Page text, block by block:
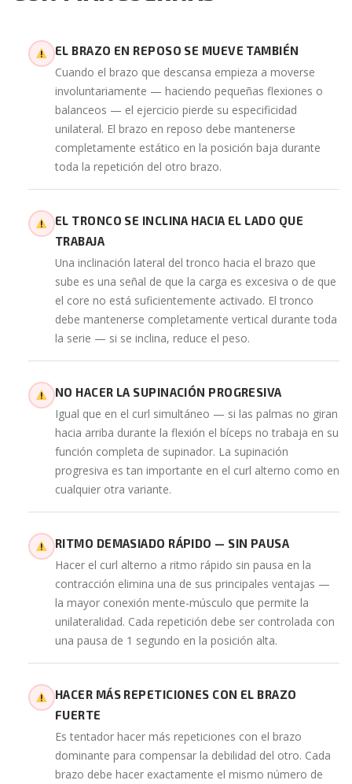
EL BRAZO EN REPOSO SE MUEVE TAMBIÉN
Cuando el brazo que descansa empieza a moverse
involuntariamente — haciendo pequeñas flexiones o
balanceos — el ejercicio pierde su especificidad
unilateral. El brazo en reposo debe mantenerse
completamente estático en la posición baja durante
toda la repetición del otro brazo.
EL TRONCO SE INCLINA HACIA EL LADO QUE
TRABAJA
Una inclinación lateral del tronco hacia el brazo que
sube es una señal de que la carga es excesiva o de que
el core no está suficientemente activado. El tronco
debe mantenerse completamente vertical durante toda
la serie — si se inclina, reduce el peso.
NO HACER LA SUPINACIÓN PROGRESIVA
Igual que en el curl simultáneo — si las palmas no giran
hacia arriba durante la flexión el bíceps no trabaja en su
función completa de supinador. La supinación
progresiva es tan importante en el curl alterno como en
cualquier otra variante.
RITMO DEMASIADO RÁPIDO — SIN PAUSA
Hacer el curl alterno a ritmo rápido sin pausa en la
contracción elimina una de sus principales ventajas —
la mayor conexión mente-músculo que permite la
unilateralidad. Cada repetición debe ser controlada con
una pausa de 1 segundo en la posición alta.
HACER MÁS REPETICIONES CON EL BRAZO
FUERTE
Es tentador hacer más repeticiones con el brazo
dominante para compensar la debilidad del otro. Cada
brazo debe hacer exactamente el mismo número de